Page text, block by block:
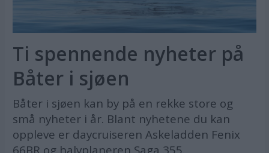
Ti spennende nyheter på
Båter i sjøen
Båter i sjøen kan by på en rekke store og
små nyheter i år. Blant nyhetene du kan
oppleve er daycruiseren Askeladden Fenix